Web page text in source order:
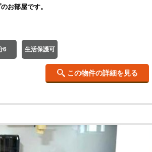
お部屋です。
6 生活保護可
この物件の詳細を見る